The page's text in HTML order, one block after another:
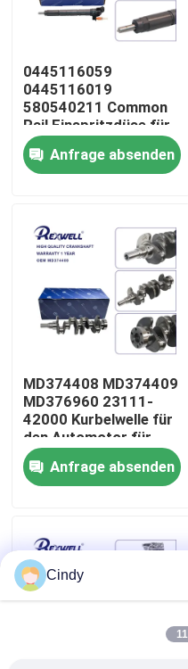
Zu Hause
Videos
Über uns
Werksbesichtigung
Qualitätskontrolle
Kontaktiere uns
Nachrichten
Fälle
0445116059
0445116019
580540211 Common
Rail Einspritzdüse für
Iveco Fiat
Anfrage absenden
MD374408 MD374409
MD376960 23111-
42000 Kurbelwelle für
den Automotor für
den Mitsubishi Pajero
L200 Montero 4D56T
Hyundai D4BH D4BA
Anfrage absenden
Cindy